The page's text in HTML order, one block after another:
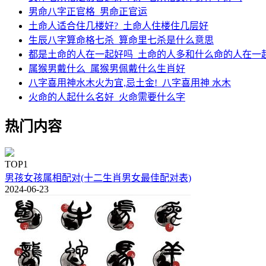
男命八字正官格_男命正官运
土命人适合住几楼好?_土命人住楼住几层好
生辰八字算命格七杀_算命里七杀是什么意思
都是土命的人在一起好吗_土命的人多和什么命的人在一
属猴男戴什么_属猴男佩戴什么生肖好
八字喜用神水木火为宜,忌土金!_八字喜用神 水木
火命的人起什么名好_火命需要什么字
热门内容
TOP1
男孩女孩属相配对(十二生肖男女最佳配对表)
2024-06-23